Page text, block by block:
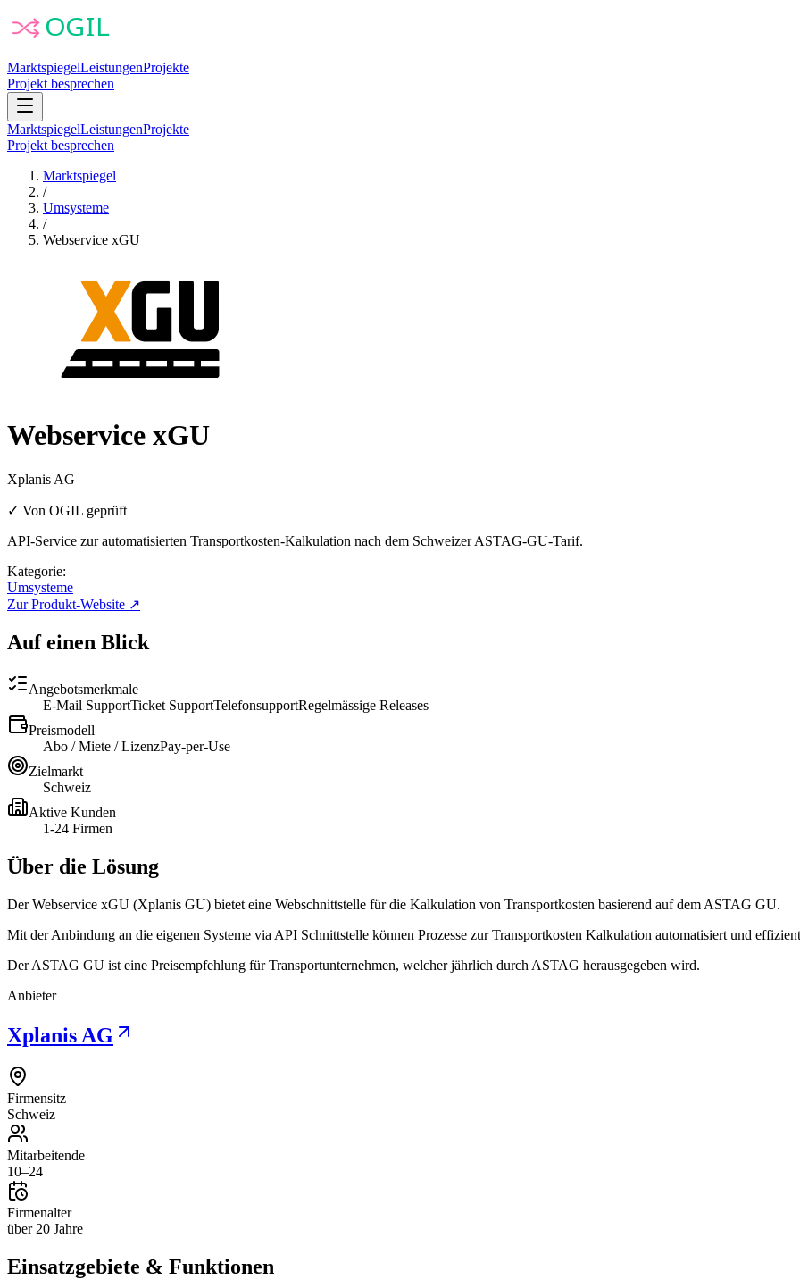
MarktspiegelLeistungenProjekte
Projekt besprechen
MarktspiegelLeistungenProjekte
Projekt besprechen
Marktspiegel
/
Umsysteme
/
Webservice xGU
Webservice xGU
Xplanis AG
✓ Von OGIL geprüft
API-Service zur automatisierten Transportkosten-Kalkulation nach dem Schweizer ASTAG-GU-Tarif.
Kategorie:
Umsysteme
Zur Produkt-Website ↗
Auf einen Blick
Angebotsmerkmale
E-Mail SupportTicket SupportTelefonsupportRegelmässige Releases
Preismodell
Abo / Miete / LizenzPay-per-Use
Zielmarkt
Schweiz
Aktive Kunden
1-24 Firmen
Über die Lösung
Der Webservice xGU (Xplanis GU) bietet eine Webschnittstelle für die Kalkulation von Transportkosten basierend auf dem ASTAG GU.
Mit der Anbindung an die eigenen Systeme via API Schnittstelle können Prozesse zur Transportkosten Kalkulation automatisiert und
Der ASTAG GU ist eine Preisempfehlung für Transportunternehmen, welcher jährlich durch ASTAG herausgegeben wird.
Anbieter
Xplanis AG
Firmensitz
Schweiz
Mitarbeitende
10–24
Firmenalter
über 20 Jahre
Einsatzgebiete & Funktionen